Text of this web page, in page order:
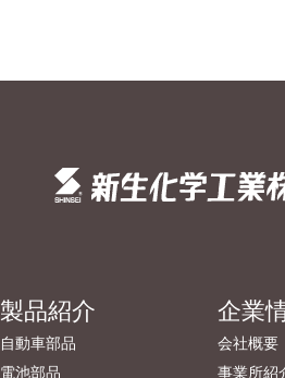
製品紹介
自動車部品
電池部品
企業
会社概要
事業所紹